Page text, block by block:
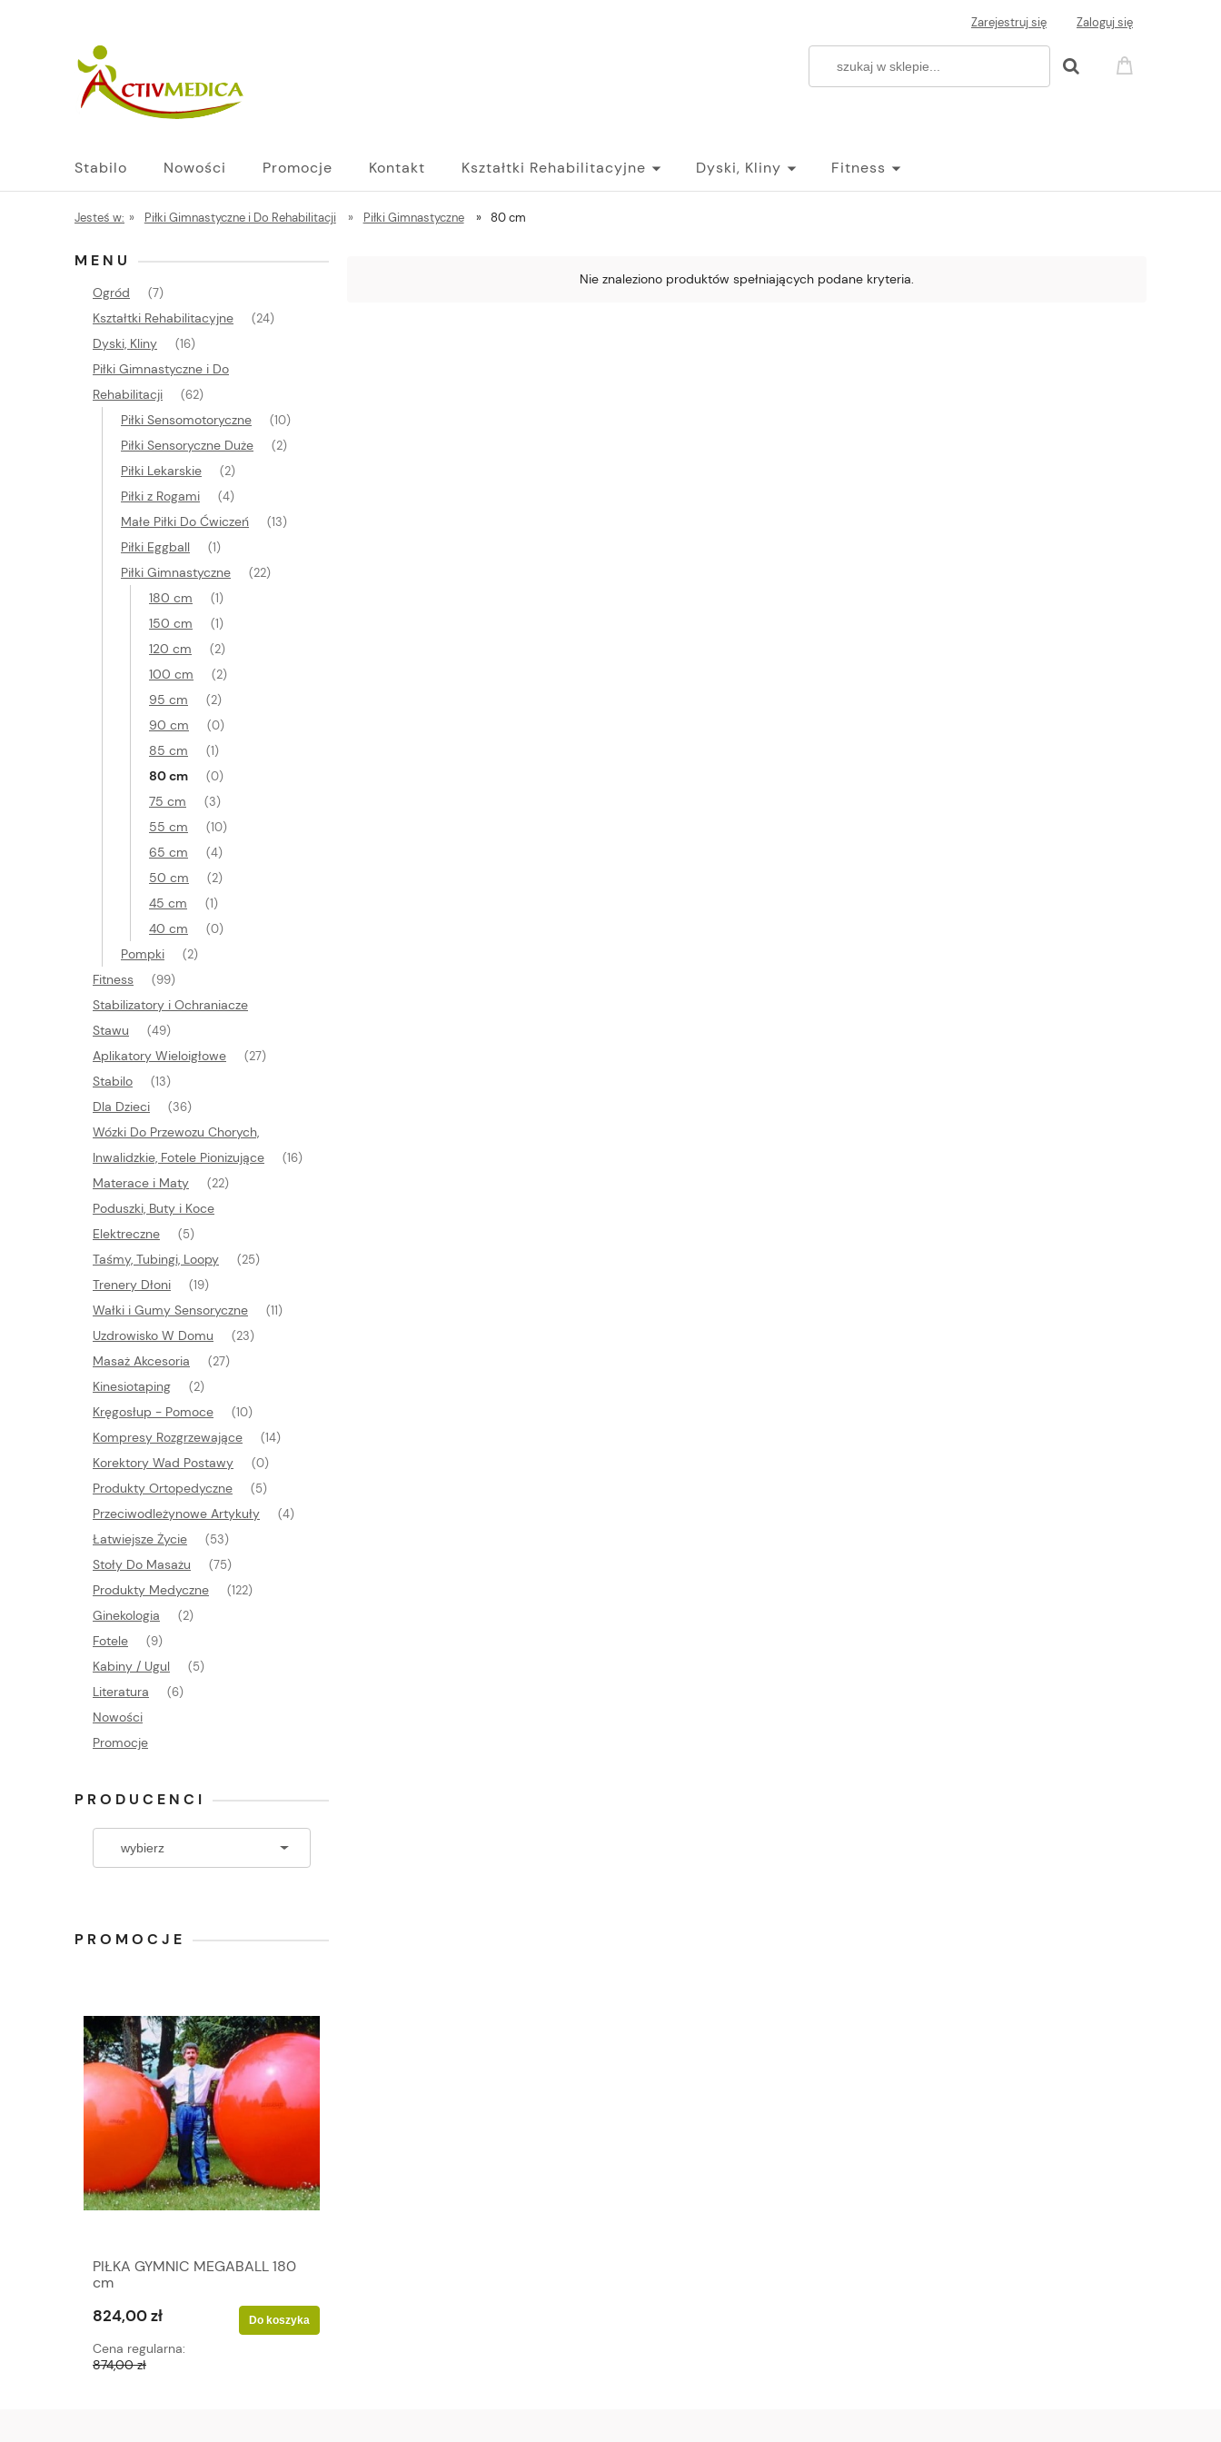
Zarejestruj się Zaloguj się
Stabilo Nowości Promocje Kontakt Kształtki Rehabilitacyjne Dyski, Kliny Fitness
Jesteś w: » Piłki Gimnastyczne i Do Rehabilitacji » Piłki Gimnastyczne » 80 cm
MENU
Ogród (7)
Kształtki Rehabilitacyjne (24)
Dyski, Kliny (16)
Piłki Gimnastyczne i Do
Rehabilitacji
(62)
Piłki Sensomotoryczne (10)
Piłki Sensoryczne Duże (2)
Piłki Lekarskie (2)
Piłki z Rogami (4)
Małe Piłki Do Ćwiczeń (13)
Piłki Eggball (1)
Piłki Gimnastyczne (22)
180 cm (1)
150 cm (1)
120 cm (2)
100 cm (2)
95 cm (2)
90 cm (0)
85 cm (1)
80 cm (0)
75 cm (3)
55 cm (10)
65 cm (4)
50 cm (2)
45 cm (1)
40 cm (0)
Pompki (2)
Fitness (99)
Stabilizatory i Ochraniacze
Stawu
(49)
Aplikatory Wieloigłowe (27)
Stabilo (13)
Dla Dzieci (36)
Wózki Do Przewozu Chorych,
Inwalidzkie, Fotele Pionizujące
(16)
Materace i Maty (22)
Poduszki, Buty i Koce
Elektreczne
(5)
Taśmy, Tubingi, Loopy (25)
Trenery Dłoni (19)
Wałki i Gumy Sensoryczne (11)
Uzdrowisko W Domu (23)
Masaż Akcesoria (27)
Kinesiotaping (2)
Kręgosłup - Pomoce (10)
Kompresy Rozgrzewające (14)
Korektory Wad Postawy (0)
Produkty Ortopedyczne (5)
Przeciwodleżynowe Artykuły (4)
Łatwiejsze Życie (53)
Stoły Do Masażu (75)
Produkty Medyczne (122)
Ginekologia (2)
Fotele (9)
Kabiny / Ugul (5)
Literatura (6)
Nowości
Promocje
PRODUCENCI
PROMOCJE
PIŁKA GYMNIC MEGABALL 180
cm
824,00 zł
Cena regularna:
874,00 zł
Do koszyka
Nie znaleziono produktów spełniających podane kryteria.